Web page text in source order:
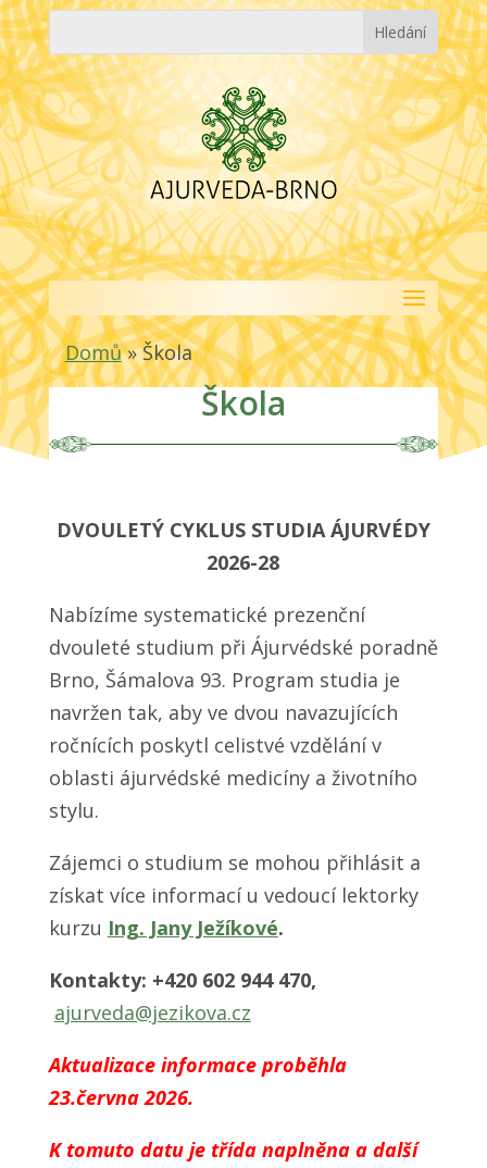
Domů»Škola
Škola
DVOULETÝ CYKLUS STUDIA ÁJURVÉDY
2026-28
Nabízíme systematické prezenční
dvouleté studium při Ájurvédské poradně
Brno, Šámalova 93. Program studia je
navržen tak, aby ve dvou navazujících
ročnících poskytl celistvé vzdělání v
oblasti ájurvédské medicíny a životního
stylu.
Zájemci o studium se mohou přihlásit a
získat více informací u vedoucí lektorky
kurzu Ing. Jany Ježíkové.
Kontakty: +420 602 944 470,
ajurveda@jezikova.cz
Aktualizace informace proběhla
23.června 2026.
K tomuto datu je třída naplněna a další